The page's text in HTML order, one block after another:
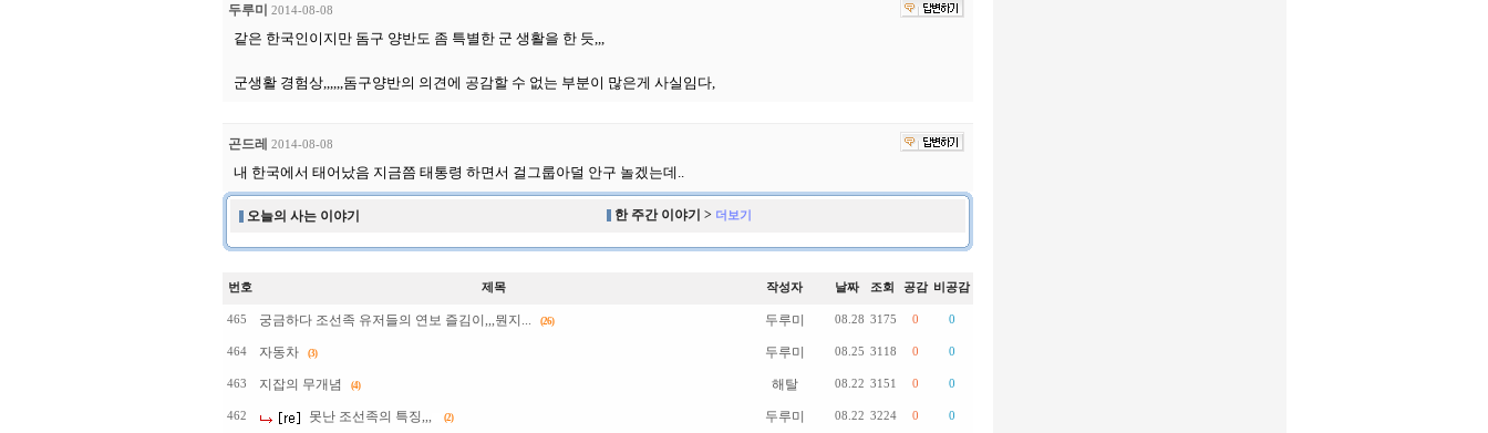
두루미 2014-08-08
같은 한국인이지만 돔구 양반도 좀 특별한 군 생활을 한 듯,,,
군생활 경험상,,,,,,돔구양반의 의견에 공감할 수 없는 부분이 많은게 사실임다,
곤드레 2014-08-08
내 한국에서 태어났음 지금쯤 태통령 하면서 걸그룹아덜 안구 놀겠는데..
오늘의 사는 이야기 한 주간 이야기 > 더보기
번호 제목 작성자 날짜 조회 공감 비공감
465 궁금하다 조선족 유저들의 연보 즐김이,,,뭔지... (26) 두루미 08.28 3175 0 0
464 자동차 (3) 두루미 08.25 3118 0 0
463 지잡의 무개념 (4) 해탈 08.22 3151 0 0
462 못난 조선족의 특징,,, (2) 두루미 08.22 3224 0 0